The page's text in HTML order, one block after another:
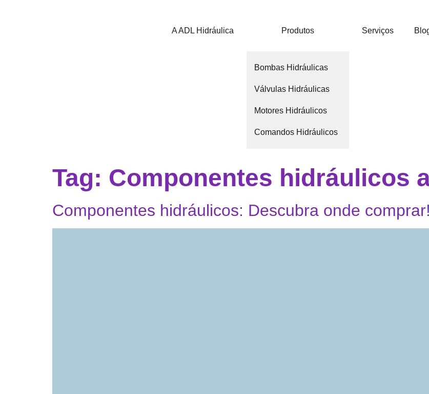
A ADL Hidráulica Produtos
Bombas Hidráulicas
Válvulas Hidráulicas
Motores Hidráulicos
Comandos Hidráulicos
Serviços
Tag: Componentes hidráulicos
Componentes hidráulicos: Descubra onde comprar!